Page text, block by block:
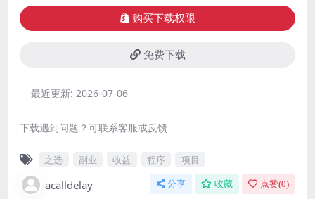
购买下载权限
免费下载
最近更新: 2026-07-06
下载遇到问题？可联系客服或反馈
之选 副业 收益 程序 项目
acalldelay 分享 收藏 点赞(0)